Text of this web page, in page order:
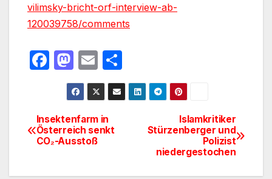
vilimsky-bricht-orf-interview-ab-
120039758/comments
F
e
b
M
a
st
o
d
E
m
ail
ei
le
BeitragsnavigationIslamkritiker
Stürzenberger und
Polizist
niedergestochen
Insektenfarm in
Österreich senkt
CO₂-Ausstoß